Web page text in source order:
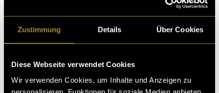
Zustimmung Details Über Cookies
Diese Webseite verwendet Cookies
Wir verwenden Cookies, um Inhalte und Anzeigen zu
Cookies um